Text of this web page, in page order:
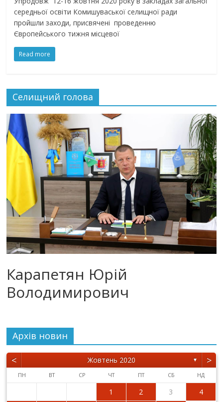
середньої освіти Комишуваської селищної ради
пройшли заходи, присвячені проведенню
Європейського тижня місцевої
Read more
Селищний голова
Карапетян Юрій
Володимирович
Архiв новин
< Жовтень 2020 ▼ >
ПН ВТ СР ЧТ ПТ СБ НД
1 2 3
4